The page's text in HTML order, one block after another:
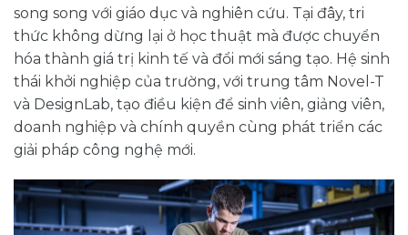
song song với giáo dục và nghiên cứu. Tại đây, tri
thức không dừng lại ở học thuật mà được chuyển
hóa thành giá trị kinh tế và đổi mới sáng tạo. Hệ sinh
thái khởi nghiệp của trường, với trung tâm Novel-T
và DesignLab, tạo điều kiện để sinh viên, giảng viên,
doanh nghiệp và chính quyền cùng phát triển các
giải pháp công nghệ mới.